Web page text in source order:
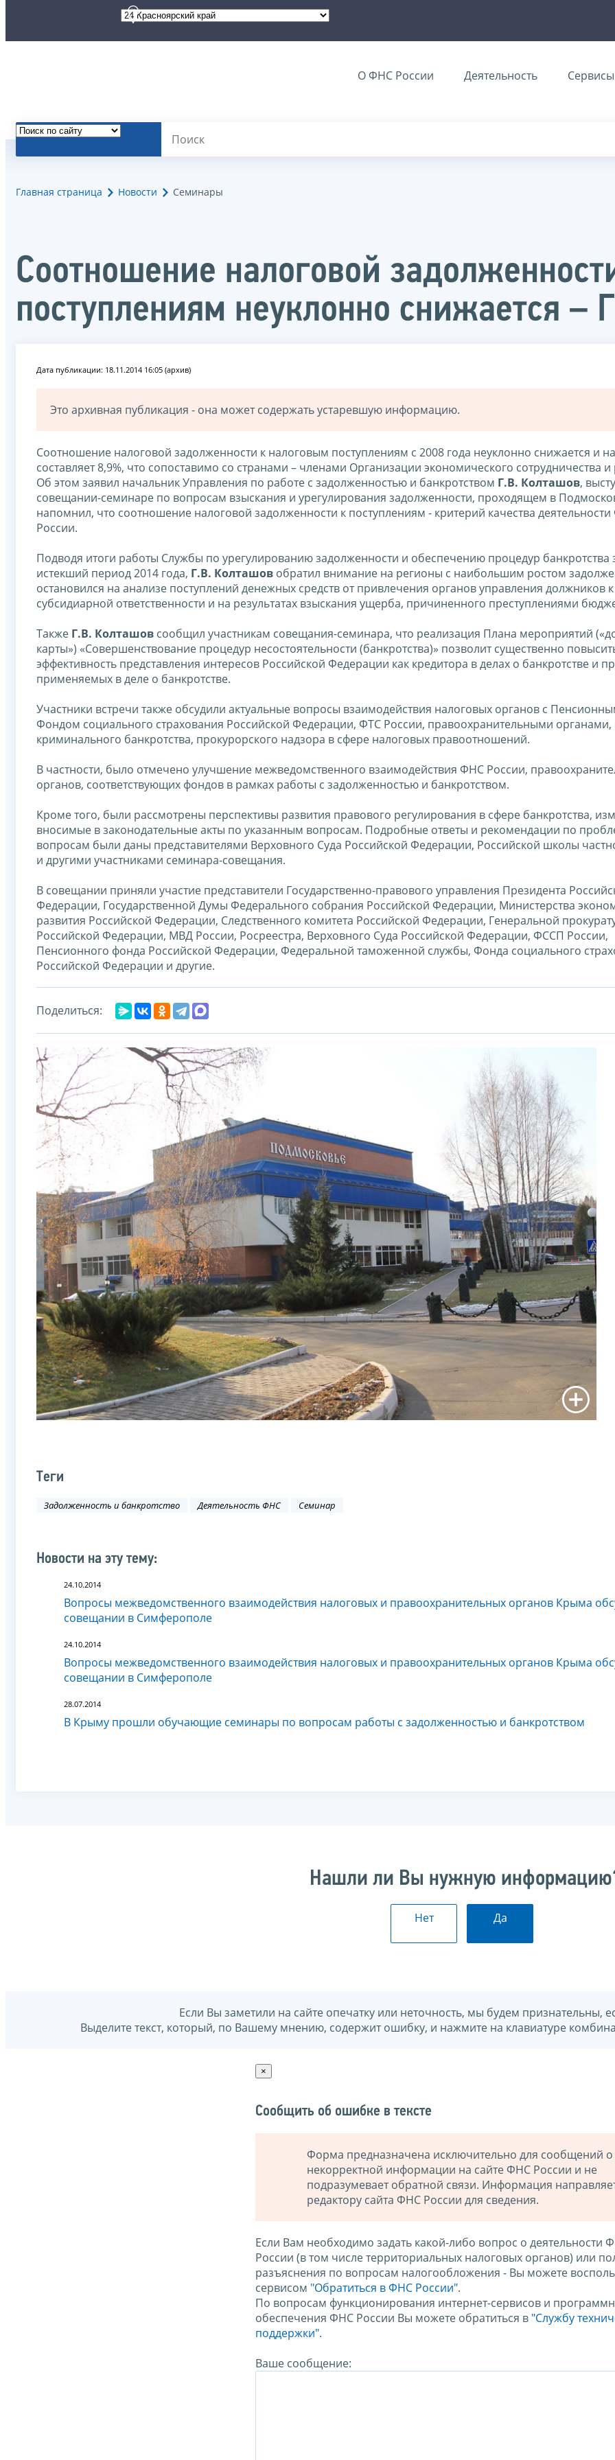
О ФНС России Деятельность Сервисы
Главная страница Новости Семинары
Соотношение налоговой
поступлениям неуклонно снижается –
Дата публикации: 18.11.2014 16:05 (архив)
Это архивная публикация - она может содержать устаревшую информацию.
Соотношение налоговой задолженности к налоговым поступлениям с 2008 года неуклонно снижается и
составляет 8,9%, что сопоставимо со странами – членами Организации экономического сотрудничества и
Об этом заявил начальник Управления по работе с задолженностью и банкротством Г.В. Колташов,
совещании-семинаре по вопросам взыскания и урегулирования задолженности, проходящем в
напомнил, что соотношение налоговой задолженности к поступлениям - критерий качества
России.
Подводя итоги работы Службы по урегулированию задолженности и обеспечению процедур банкротства
истекший период 2014 года, Г.В. Колташов обратил внимание на регионы с наибольшим ростом
остановился на анализе поступлений денежных средств от привлечения органов управления должников к
субсидиарной ответственности и на результатах взыскания ущерба, причиненного преступлениями
Также Г.В. Колташов сообщил участникам совещания-семинара, что реализация Плана мероприятий
карты») «Совершенствование процедур несостоятельности (банкротства)» позволит существенно
эффективность представления интересов Российской Федерации как кредитора в делах о банкротстве и
применяемых в деле о банкротстве.
Участники встречи также обсудили актуальные вопросы взаимодействия налоговых органов с
Фондом социального страхования Российской Федерации, ФТС России, правоохранительными
криминального банкротства, прокурорского надзора в сфере налоговых правоотношений.
В частности, было отмечено улучшение межведомственного взаимодействия ФНС России,
органов, соответствующих фондов в рамках работы с задолженностью и банкротством.
Кроме того, были рассмотрены перспективы развития правового регулирования в сфере банкротства,
вносимые в законодательные акты по указанным вопросам. Подробные ответы и рекомендации по
вопросам были даны представителями Верховного Суда Российской Федерации, Российской школы
и другими участниками семинара-совещания.
В совещании приняли участие представители Государственно-правового управления Президента
Федерации, Государственной Думы Федерального собрания Российской Федерации, Министерства
развития Российской Федерации, Следственного комитета Российской Федерации, Генеральной
Российской Федерации, МВД России, Росреестра, Верховного Суда Российской Федерации, ФССП России,
Пенсионного фонда Российской Федерации, Федеральной таможенной службы, Фонда социального
Российской Федерации и другие.
Поделиться:
Теги
Задолженность и банкротство Деятельность ФНС Семинар
Новости на эту тему:
24.10.2014
Вопросы межведомственного взаимодействия налоговых и правоохранительных органов Крыма
совещании в Симферополе
24.10.2014
Вопросы межведомственного взаимодействия налоговых и правоохранительных органов Крыма
совещании в Симферополе
28.07.2014
В Крыму прошли обучающие семинары по вопросам работы с задолженностью и банкротством
Нашли ли Вы нужную
Нет Да
Если Вы заметили на сайте опечатку или неточность, мы будем признательны,
Выделите текст, который, по Вашему мнению, содержит ошибку, и нажмите на клавиатуре
×
Сообщить об ошибке в тексте
Форма предназначена исключительно для сообщений о
некорректной информации на сайте ФНС России и не
подразумевает обратной связи. Информация
редактору сайта ФНС России для сведения.
Если Вам необходимо задать какой-либо вопрос о деятельности
России (в том числе территориальных налоговых органов) или
разъяснения по вопросам налогообложения - Вы можете
сервисом "Обратиться в ФНС России".
По вопросам функционирования интернет-сервисов и
обеспечения ФНС России Вы можете обратиться в "Службу
поддержки".
Ваше сообщение: